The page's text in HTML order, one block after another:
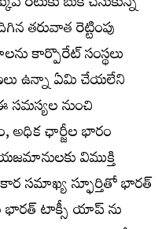
తరువాత రెట్టింపు
కార్పొరేట్ సంస్థలు
ఉన్నా ఏమి చేయలేని
సమస్యల నుంచి
అధిక ఛార్జీల భారం
విముక్తి
సమాఖ్య స్ఫూర్తితో భారత్
భారత్ టాక్సీ యాప్ ను